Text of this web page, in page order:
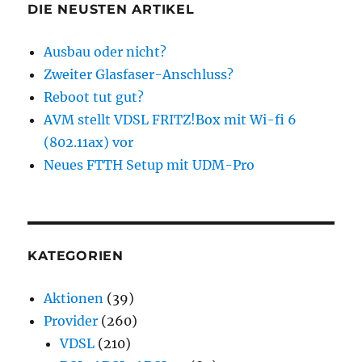
DIE NEUSTEN ARTIKEL
Ausbau oder nicht?
Zweiter Glasfaser-Anschluss?
Reboot tut gut?
AVM stellt VDSL FRITZ!Box mit Wi-fi 6
(802.11ax) vor
Neues FTTH Setup mit UDM-Pro
KATEGORIEN
Aktionen (39)
Provider (260)
VDSL (210)